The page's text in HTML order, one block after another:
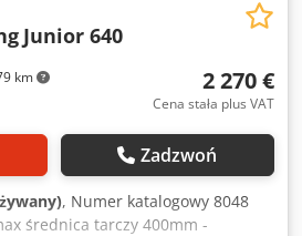
km
Junior 640
2 270 €
Cena stała plus VAT
Zadzwoń
, Numer katalogowy 8048
średnica tarczy 400mm -